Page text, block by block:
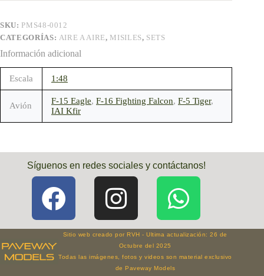
SKU: PMS48-0012
CATEGORÍAS: AIRE A AIRE, MISILES, SETS
Información adicional
Escala 1:48
Avión F-15 Eagle, F-16 Fighting Falcon, F-5 Tiger,
IAI Kfir
Síguenos en redes sociales y contáctanos!
Sitio web creado por RVH - Ultima actualización: 26 de
Octubre del 2025
Todas las imágenes, fotos y videos son material exclusivo
de Paveway Models